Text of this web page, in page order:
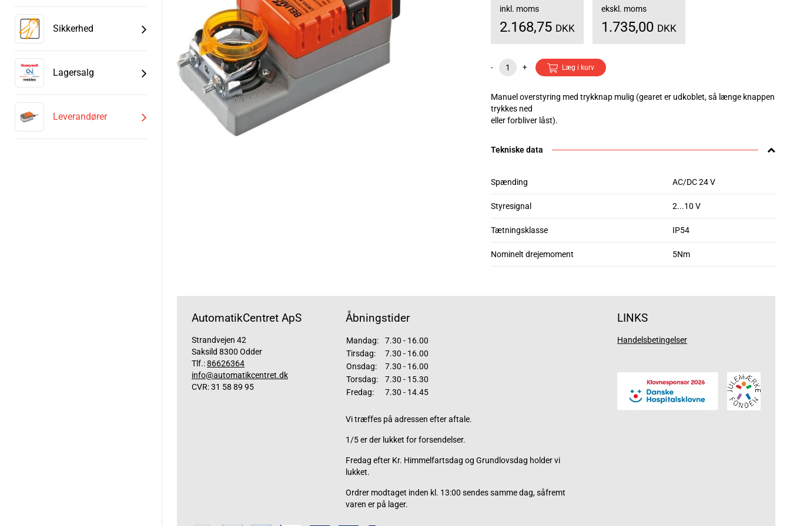
Sikkerhed
Lagersalg
Leverandører
inkl. moms
2.168,75 DKK
ekskl. moms
1.735,00 DKK
- + Læg i kurv
Manuel overstyring med trykknap mulig (gearet er udkoblet, så længe knappen
trykkes ned
eller forbliver låst).
Tekniske data
Spænding AC/DC 24 V
Styresignal 2...10 V
Tætningsklasse IP54
Nominelt drejemoment 5Nm
AutomatikCentret ApS
Strandvejen 42
Saksild 8300 Odder
Tlf.:86626364
info@automatikcentret.dk
CVR: 31 58 89 95
Åbningstider
Mandag:
7.30 - 16.00
Tirsdag:
7.30 - 16.00
Onsdag:
7.30 - 16.00
Torsdag:
7.30 - 15.30
Fredag:
7.30 - 14.45
Vi træffes på adressen efter aftale.
1/5 er der lukket for forsendelser.
Fredag efter Kr. Himmelfartsdag og Grundlovsdag holder vi
lukket.
Ordrer modtaget inden kl. 13:00 sendes samme dag, såfremt
varen er på lager.
LINKS
Handelsbetingelser